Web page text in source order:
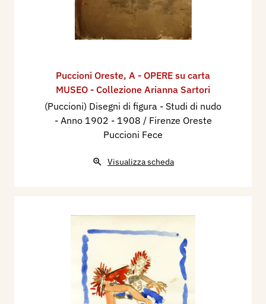
Puccioni Oreste, A - OPERE su carta
MUSEO - Collezione Arianna Sartori
(Puccioni) Disegni di figura - Studi di nudo
- Anno 1902 - 1908 / Firenze Oreste
Puccioni Fece
Visualizza scheda